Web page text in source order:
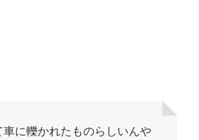
に轢かれたものらしいんや